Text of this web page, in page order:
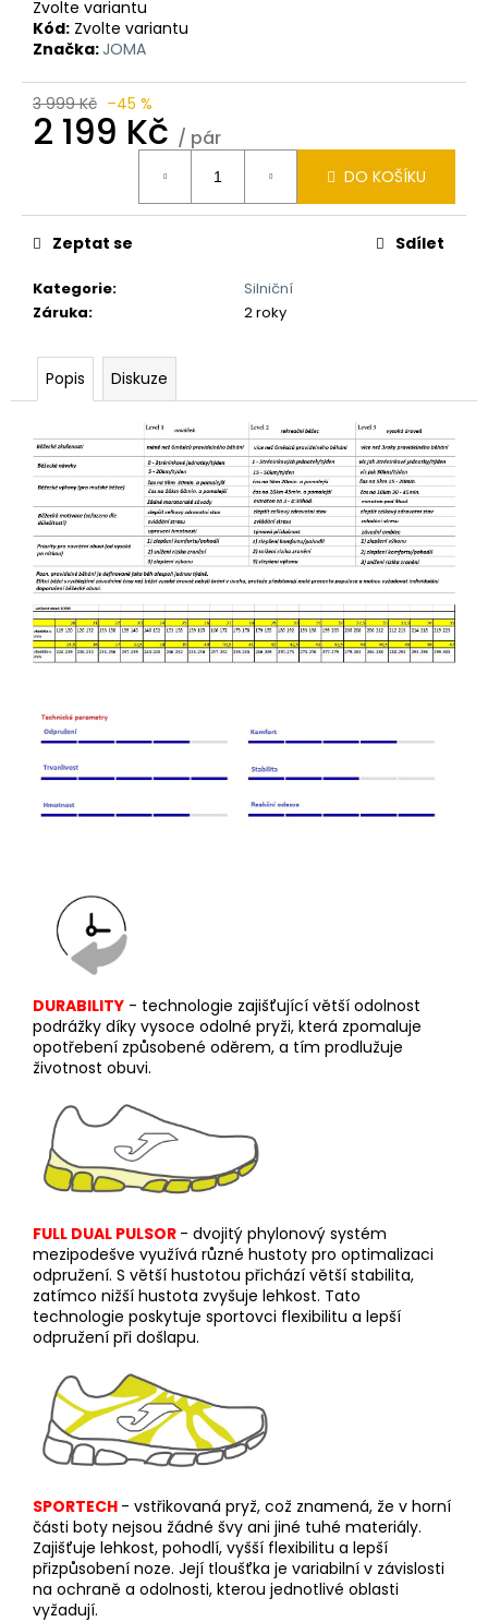
Zvolte variantu
Kód: Zvolte variantu
Značka:JOMA
3 999 Kč –45 %
2 199 Kč / pár
DO KOŠÍKU
Kategorie:
Silniční
Záruka: 2 roky
Zeptat se Sdílet
Popis Diskuze
DURABILITY - technologie zajišťující větší odolnost
podrážky díky vysoce odolné pryži, která zpomaluje
opotřebení způsobené oděrem, a tím prodlužuje
životnost obuvi.
FULL DUAL PULSOR - dvojitý phylonový systém
mezipodešve využívá různé hustoty pro optimalizaci
odpružení. S větší hustotou přichází větší stabilita,
zatímco nižší hustota zvyšuje lehkost. Tato
technologie poskytuje sportovci flexibilitu a lepší
odpružení při došlapu.
SPORTECH - vstřikovaná pryž, což znamená, že v horní
části boty nejsou žádné švy ani jiné tuhé materiály.
Zajišťuje lehkost, pohodlí, vyšší flexibilitu a lepší
přizpůsobení noze. Její tloušťka je variabilní v závislosti
na ochraně a odolnosti, kterou jednotlivé oblasti
vyžadují.